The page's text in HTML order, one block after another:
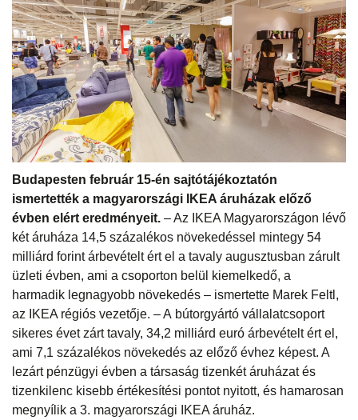
Budapesten február 15-én sajtótájékoztatón
ismertették a magyarországi IKEA áruházak előző
évben elért eredményeit. – Az IKEA Magyarországon lévő
két áruháza 14,5 százalékos növekedéssel mintegy 54
milliárd forint árbevételt ért el a tavaly augusztusban zárult
üzleti évben, ami a csoporton belül kiemelkedő, a
harmadik legnagyobb növekedés – ismertette Marek Feltl,
az IKEA régiós vezetője. – A bútorgyártó vállalatcsoport
sikeres évet zárt tavaly, 34,2 milliárd euró árbevételt ért el,
ami 7,1 százalékos növekedés az előző évhez képest. A
lezárt pénzügyi évben a társaság tizenkét áruházat és
tizenkilenc kisebb értékesítési pontot nyitott, és hamarosan
megnyílik a 3. magyarországi IKEA áruház.